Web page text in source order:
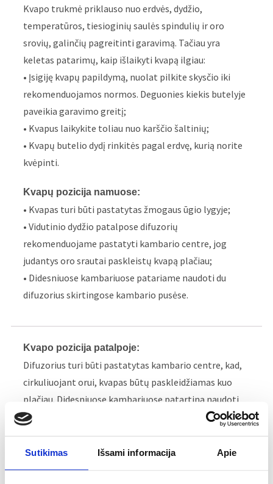
Sutikimas Išsami informacija Apie
Kvapo trukmė priklauso nuo erdvės, dydžio,
temperatūros, tiesioginių saulės spindulių ir oro
srovių, galinčių pagreitinti garavimą. Tačiau yra
keletas patarimų, kaip išlaikyti kvapą ilgiau:
• Įsigiję kvapų papildymą, nuolat pilkite skysčio iki
rekomenduojamos normos. Deguonies kiekis butelyje
paveikia garavimo greitį;
• Kvapus laikykite toliau nuo karščio šaltinių;
• Kvapų butelio dydį rinkitės pagal erdvę, kurią norite
kvėpinti.
Kvapų pozicija namuose:
• Kvapas turi būti pastatytas žmogaus ūgio lygyje;
• Vidutinio dydžio patalpose difuzorių
rekomenduojame pastatyti kambario centre, jog
judantys oro srautai paskleistų kvapą plačiau;
• Didesniuose kambariuose patariame naudoti du
difuzorius skirtingose kambario pusėse.
Kvapo pozicija patalpoje:
Difuzorius turi būti pastatytas kambario centre, kad,
cirkuliuojant orui, kvapas būtų paskleidžiamas kuo
plačiau. Didesniuose kambariuose patartina naudoti
du difuzorius skirtingose kambario pusėse.
Nedėkite difuzoriaus ant poliruotų, lakuotų ar dažytų
paviršių, ant elektros įrangos, šalia / virš šilumos
šaltinių.